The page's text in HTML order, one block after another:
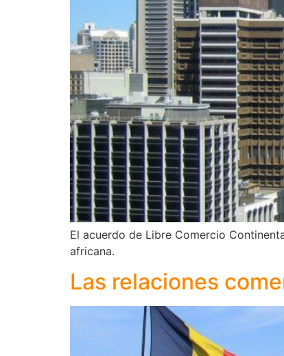
El acuerdo de Libre Comercio
africana.
Las relaciones